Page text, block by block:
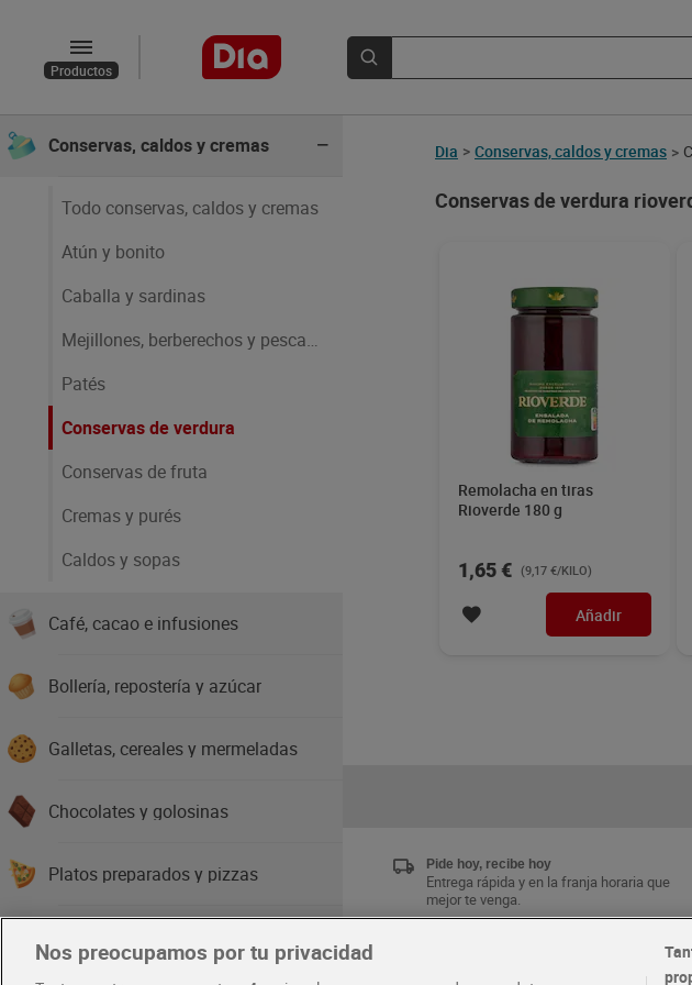
Productos
Aceites, salsas y especias
Conservas, caldos y cremas
Todo conservas, caldos y cremas
Atún y bonito
Caballa y sardinas
Mejillones, berberechos y pescado
Patés
Conservas de verdura
Conservas de fruta
Cremas y purés
Caldos y sopas
Café, cacao e infusiones
Bollería, repostería y azúcar
Galletas, cereales y mermeladas
Chocolates y golosinas
Platos preparados y pizzas
Dia > Conservas, caldos y cremas >
Conservas de verdura
Remolacha en tiras
Rioverde 180 g
1,65 € (9,17 €/KILO)
Añadir
Pide hoy, recibe hoy
Entrega rápida y en la franja horaria que
mejor te venga.
Nos preocupamos por tu privacidad